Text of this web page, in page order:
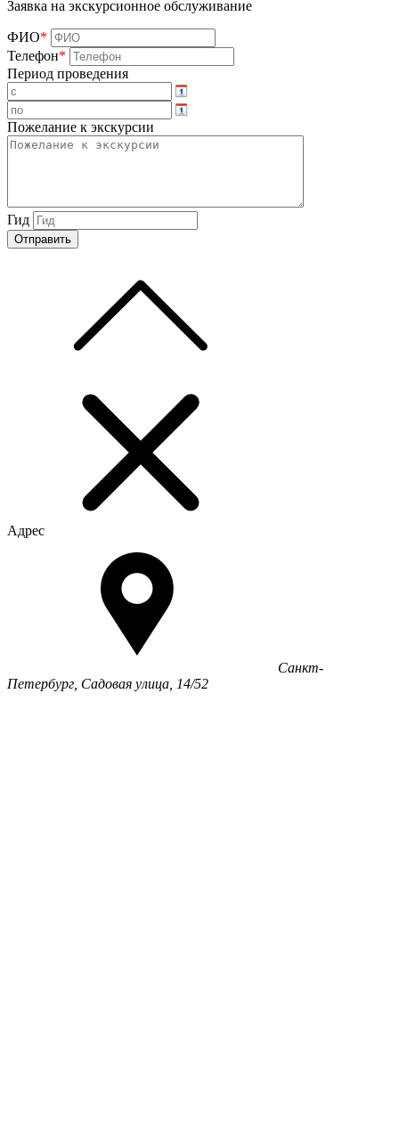
Заявка на экскурсионное обслуживание
ФИО*
Телефон*
Период проведения
Пожелание к экскурсии
Гид
Адрес
Санкт-
Петербург, Садовая улица, 14/52